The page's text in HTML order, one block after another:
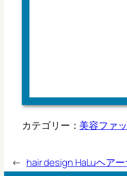
カテゴリー： 美容ファ
← hair design HaLuヘア